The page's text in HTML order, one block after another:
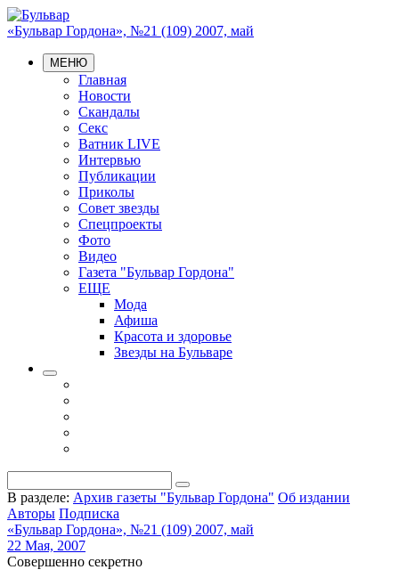
«Бульвар Гордона», №21 (109) 2007, май
МЕНЮ
Главная
Новости
Скандалы
Секс
Ватник LIVE
Интервью
Публикации
Приколы
Совет звезды
Спецпроекты
Фото
Видео
Газета "Бульвар Гордона"
ЕЩЕ
Мода
Афиша
Красота и здоровье
Звезды на Бульваре
В разделе: Архив газеты "Бульвар Гордона" Об издании
Авторы Подписка
«Бульвар Гордона», №21 (109) 2007, май
22 Мая, 2007
Совершенно секретно